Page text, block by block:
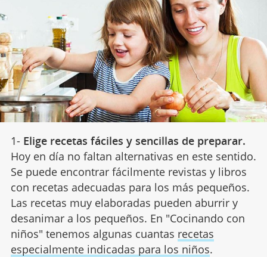
1- Elige recetas fáciles y sencillas de preparar.
Hoy en día no faltan alternativas en este sentido.
Se puede encontrar fácilmente revistas y libros
con recetas adecuadas para los más pequeños.
Las recetas muy elaboradas pueden aburrir y
desanimar a los pequeños. En "Cocinando con
niños" tenemos algunas cuantas recetas
especialmente indicadas para los niños.